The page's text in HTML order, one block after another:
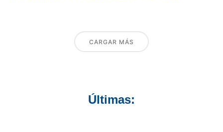
CARGAR MÁS
Últimas: